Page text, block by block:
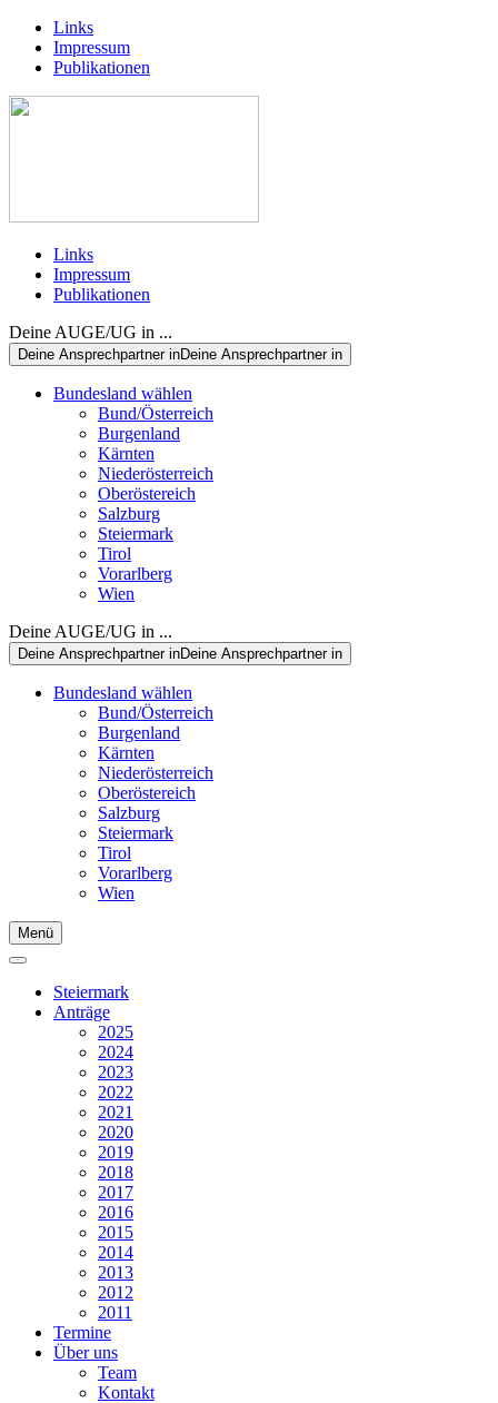
Links
Impressum
Publikationen
Links
Impressum
Publikationen
Deine AUGE/UG in ...
Deine Ansprechpartner inDeine Ansprechpartner in
Bundesland wählen
Bund/Österreich
Burgenland
Kärnten
Niederösterreich
Oberöstereich
Salzburg
Steiermark
Tirol
Vorarlberg
Wien
Deine AUGE/UG in ...
Deine Ansprechpartner inDeine Ansprechpartner in
Bundesland wählen
Bund/Österreich
Burgenland
Kärnten
Niederösterreich
Oberöstereich
Salzburg
Steiermark
Tirol
Vorarlberg
Wien
Menü
Steiermark
Anträge
2025
2024
2023
2022
2021
2020
2019
2018
2017
2016
2015
2014
2013
2012
2011
Termine
Über uns
Team
Kontakt